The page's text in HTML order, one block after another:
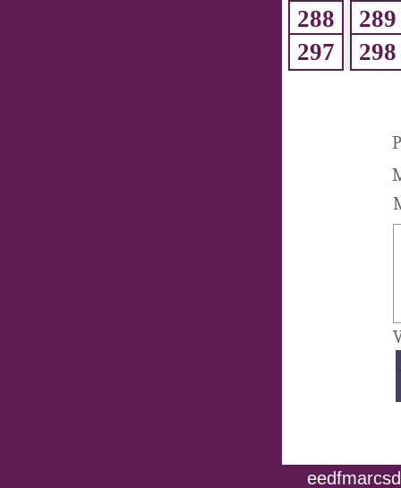
288
289
297
298